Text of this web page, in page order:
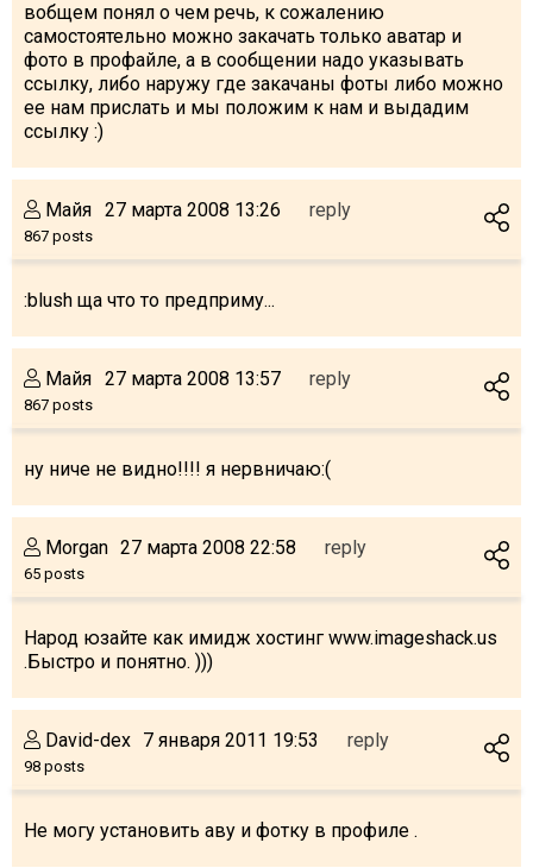
вобщем понял о чем речь, к сожалению
самостоятельно можно закачать только аватар и
фото в профайле, а в сообщении надо указывать
ссылку, либо наружу где закачаны фоты либо можно
ее нам прислать и мы положим к нам и выдадим
ссылку :)
Майя
867 posts
27 марта 2008 13:26 reply
:blush ща что то предприму...
Майя
867 posts
27 марта 2008 13:57 reply
ну ниче не видно!!!! я нервничаю:(
Morgan
65 posts
27 марта 2008 22:58 reply
Народ юзайте как имидж хостинг www.imageshack.us
.Быстро и понятно. )))
David-dex
98 posts
7 января 2011 19:53 reply
Не могу установить аву и фотку в профиле .
Cottages
Hotels
% Hot deals
Long term rent
Kazbegi
Other
About Georgia
Visas
What to drink?
Local money
Gallery
Travel reports
Safety